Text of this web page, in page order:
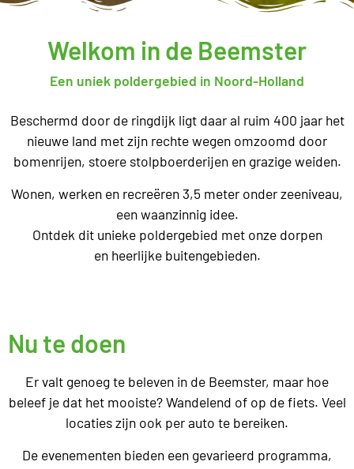
Welkom in de Beemster
Een uniek poldergebied in Noord-Holland
Beschermd door de ringdijk ligt daar al ruim 400 jaar het
nieuwe land met zijn rechte wegen omzoomd door
bomenrijen, stoere stolpboerderijen en grazige weiden.
Wonen, werken en recreëren 3,5 meter onder zeeniveau,
een waanzinnig idee.
Ontdek dit unieke poldergebied met onze dorpen
en heerlijke buitengebieden.
Nu te doen
Er valt genoeg te beleven in de Beemster, maar hoe
beleef je dat het mooiste? Wandelend of op de fiets. Veel
locaties zijn ook per auto te bereiken.
De evenementen bieden een gevarieerd programma,